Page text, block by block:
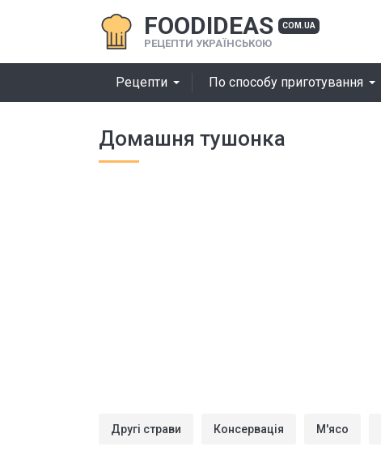
FOODIDEAS COM.UA
РЕЦЕПТИ УКРАЇНСЬКОЮ
Рецепти По способу приготування
Домашня тушонка
Другі страви Консервація М'ясо